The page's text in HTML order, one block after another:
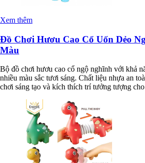
Xem thêm
Đồ Chơi Hươu Cao Cổ Uốn Dẻo
Màu
Bộ đồ chơi hươu cao cổ ngộ nghĩnh với khả
nhiều màu sắc tươi sáng. Chất liệu nhựa an
chơi sáng tạo và kích thích trí tưởng tượng cho